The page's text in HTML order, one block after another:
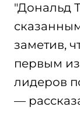
"Дональд
заметив,
первым
лидеров
—